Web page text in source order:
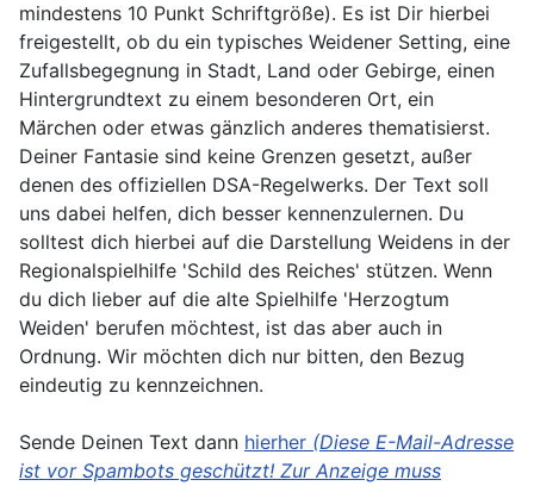
mindestens 10 Punkt Schriftgröße). Es ist Dir hierbei
freigestellt, ob du ein typisches Weidener Setting, eine
Zufallsbegegnung in Stadt, Land oder Gebirge, einen
Hintergrundtext zu einem besonderen Ort, ein
Märchen oder etwas gänzlich anderes thematisierst.
Deiner Fantasie sind keine Grenzen gesetzt, außer
denen des offiziellen DSA-Regelwerks. Der Text soll
uns dabei helfen, dich besser kennenzulernen. Du
solltest dich hierbei auf die Darstellung Weidens in der
Regionalspielhilfe 'Schild des Reiches' stützen. Wenn
du dich lieber auf die alte Spielhilfe 'Herzogtum
Weiden' berufen möchtest, ist das aber auch in
Ordnung. Wir möchten dich nur bitten, den Bezug
eindeutig zu kennzeichnen.
Sende Deinen Text dann hierher (Diese E-Mail-Adresse
ist vor Spambots geschützt! Zur Anzeige muss